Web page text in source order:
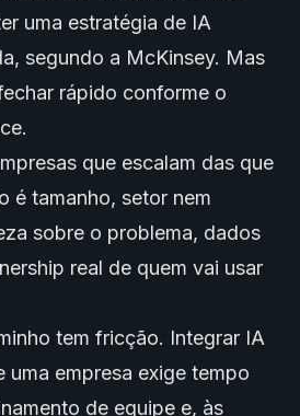
uma estratégia de IA
segundo a McKinsey. Mas
rápido conforme o
que escalam das que
é tamanho, setor nem
sobre o problema, dados
real de quem vai usar
tem fricção. Integrar IA
uma empresa exige tempo
de equipe e, às